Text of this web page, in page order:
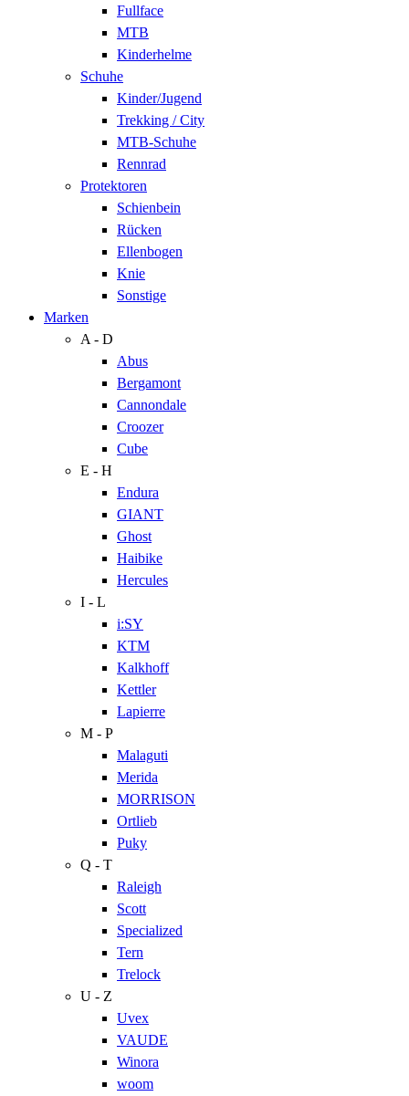
Fullface
MTB
Kinderhelme
Schuhe
Kinder/Jugend
Trekking / City
MTB-Schuhe
Rennrad
Protektoren
Schienbein
Rücken
Ellenbogen
Knie
Sonstige
Marken
A - D
Abus
Bergamont
Cannondale
Croozer
Cube
E - H
Endura
GIANT
Ghost
Haibike
Hercules
I - L
i:SY
KTM
Kalkhoff
Kettler
Lapierre
M - P
Malaguti
Merida
MORRISON
Ortlieb
Puky
Q - T
Raleigh
Scott
Specialized
Tern
Trelock
U - Z
Uvex
VAUDE
Winora
woom